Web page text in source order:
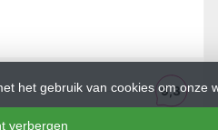
het gebruik van cookies om onze
verbergen